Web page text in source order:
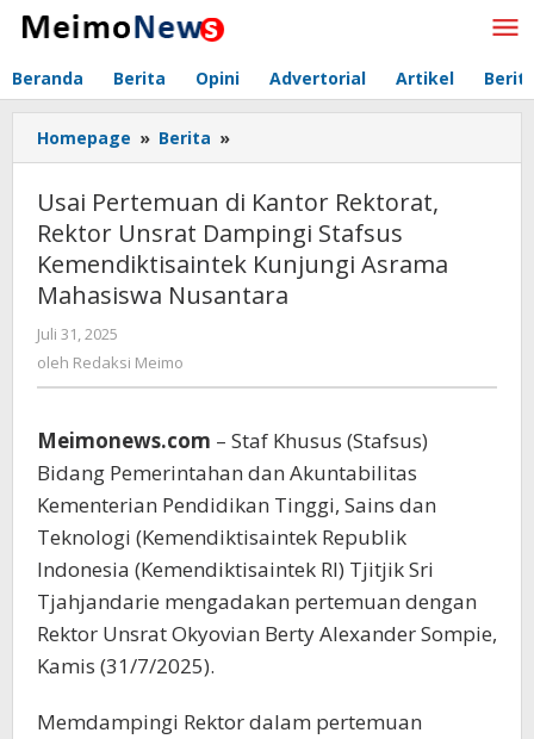
Lewati
Beranda Berita Opini Advertorial Artikel
Homepage » Berita »
Pertemuan
di
Kantor
Rektorat,
Rektor
Unsrat
Kunjungi
Mahasiswa
Nusantara
Usai Pertemuan di Kantor Rektorat,
Rektor Unsrat Dampingi Stafsus
Kemendiktisaintek Kunjungi Asrama
Mahasiswa Nusantara
Juli 31, 2025
Redaksi
oleh Redaksi Meimo
Meimonews.com – Staf Khusus (Stafsus)
Bidang Pemerintahan dan Akuntabilitas
Kementerian Pendidikan Tinggi, Sains dan
Teknologi (Kemendiktisaintek Republik
Indonesia (Kemendiktisaintek RI) Tjitjik Sri
Tjahjandarie mengadakan pertemuan dengan
Rektor Unsrat Okyovian Berty Alexander Sompie,
Kamis (31/7/2025).
Memdampingi Rektor dalam pertemuan